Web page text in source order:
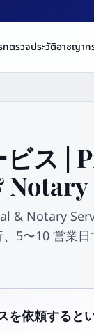
กตรวจประวัติอาชญาก
ス |
Notary
& Notary
5〜10 営業
依頼すると